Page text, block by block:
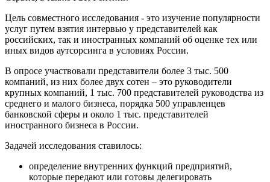
Цель совместного исследования - это изучение популярности
услуг путем взятия интервью у представителей как
российских, так и иностранных компаний об оценке тех или
иных видов аутсорсинга в условиях России.
В опросе участвовали представители более 3 тыс. 500
компаний, из них более двух сотен – это руководители
крупных компаний, 1 тыс. 700 представителей руководства из
среднего и малого бизнеса, порядка 500 управленцев
банковской сферы и около 1 тыс. представителей
иностранного бизнеса в России.
Задачей исследования ставилось:
определение внутренних функций предприятий,
которые передают или готовы делегировать